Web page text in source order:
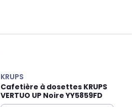
KRUPS
Cafetière à dosettes KRUPS
VERTUO UP Noire YY5859FD